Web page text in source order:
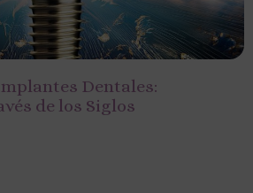
Dentales:
de los Siglos